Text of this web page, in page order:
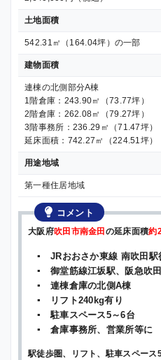
土地面積
542.31㎡（164.04坪）の一部
建物面積
連棟の北側部分A棟
1階倉庫：243.90㎡（73.77坪）
2階倉庫：262.08㎡（79.27坪）
3階事務所：236.29㎡（71.47坪）
延床面積：742.27㎡（224.51坪）
用途地域
第一種住居地域
コメント
大阪府吹田市南金田 の延床面積約
▪ JRおおさか東線 南吹田駅
▪ 御堂筋線江坂駅、阪急吹田
▪ 連棟倉庫の北側A棟
▪ リフト240kg有り
▪ 駐車スペース5～6台
▪ 倉庫事務所、営業所等に
駅徒歩圏、リフト、駐車スペース